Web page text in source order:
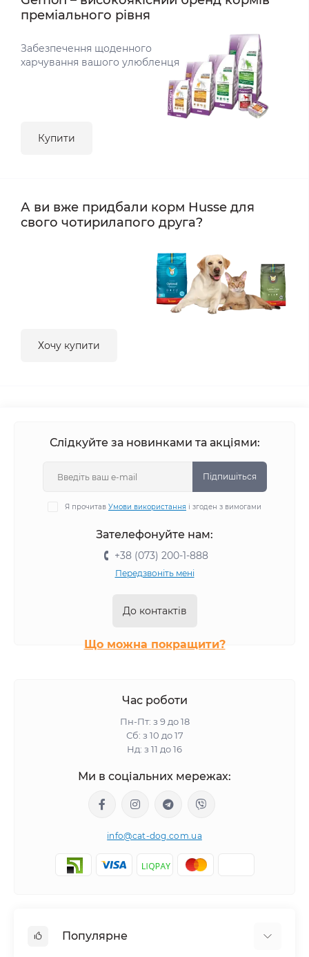
преміального рівня
Забезпечення щоденного
харчування вашого улюбленця
Купити
А ви вже придбали корм Husse для
свого чотирилапого друга?
Хочу купити
Слідкуйте за новинками та акціями:
Підпишіться
Я прочитав Умови використання і згоден з вимогами
Зателефонуйте нам:
+38 (073) 200-1-888
Передзвоніть мені
До контактів
Що можна покращити?
Час роботи
Пн-Пт: з 9 до 18
Сб: з 10 до 17
Нд: з 11 до 16
Ми в соціальних мережах:
info@cat-dog.com.ua
Популярне